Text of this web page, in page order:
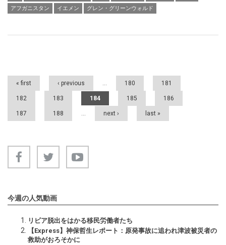
アフガニスタン
イエメン グレン・グリーンウォルド
Pages
« first ‹ previous 180 181
182 183 184 185 186
187 188 next › last »
今週の人気動画
リビア脱出をはかる移民労働者たち
【Express】神保哲生レポート：原発事故に追われ津波被災者の
救助がおろそかに